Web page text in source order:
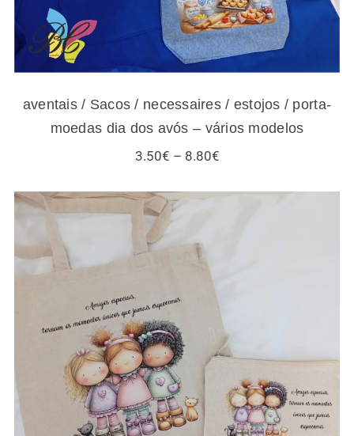
aventais / Sacos / necessaires / estojos / porta-
moedas dia dos avós – vários modelos
3.50€ – 8.80€Price
Sacos / necessaires / estojos / porta-
moedas para amigas e gatos – vários
modelos